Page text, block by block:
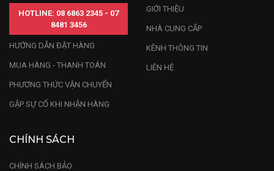
HOTLINE: 08 6863 2345 - 07
8481 3456
HƯỚNG DẪN ĐẶT HÀNG
MUA HÀNG - THANH TOÁN
PHƯƠNG THỨC VẬN CHUYỂN
GẶP SỰ CỐ KHI NHẬN HÀNG
GIỚI THIỆU
NHÀ CUNG CẤP
KÊNH THÔNG TIN
LIÊN HỆ
CHÍNH SÁCH
CHÍNH SÁCH BẢO